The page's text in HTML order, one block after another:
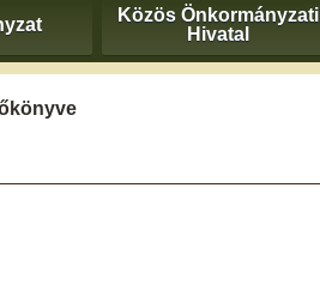
Közös Önkormányzati
Hivatal